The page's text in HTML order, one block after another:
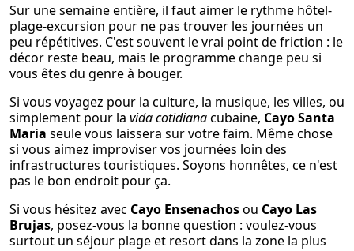
Sur une semaine entière, il faut aimer le rythme hôtel-
plage-excursion pour ne pas trouver les journées un
peu répétitives. C'est souvent le vrai point de friction : le
décor reste beau, mais le programme change peu si
vous êtes du genre à bouger.
Si vous voyagez pour la culture, la musique, les villes, ou
simplement pour la vida cotidianacubaine, Cayo Santa
Maria seule vous laissera sur votre faim. Même chose
si vous aimez improviser vos journées loin des
infrastructures touristiques. Soyons honnêtes, ce n'est
pas le bon endroit pour ça.
Si vous hésitez avec Cayo Ensenachosou Cayo Las
Brujas, posez-vous la bonne question : voulez-vous
surtout un séjour plage et resort dans la zone la plus